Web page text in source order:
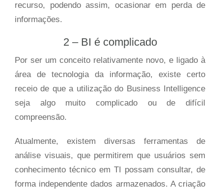
recurso, podendo assim, ocasionar em perda de
informações.
2 – BI é complicado
Por ser um conceito relativamente novo, e ligado à
área de tecnologia da informação, existe certo
receio de que a utilização do Business Intelligence
seja algo muito complicado ou de difícil
compreensão.
Atualmente, existem diversas ferramentas de
análise visuais, que permitirem que usuários sem
conhecimento técnico em TI possam consultar, de
forma independente dados armazenados. A criação